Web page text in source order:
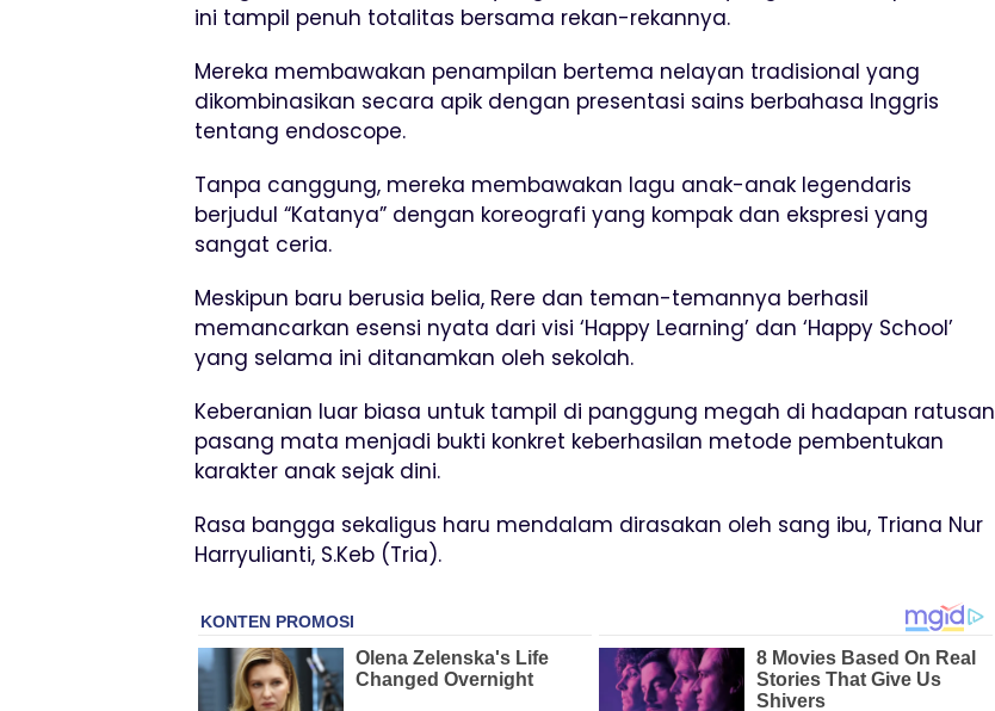
ini tampil penuh totalitas bersama rekan-rekannya.
Mereka membawakan penampilan bertema nelayan tradisional yang
dikombinasikan secara apik dengan presentasi sains berbahasa Inggris
tentang endoscope.
Tanpa canggung, mereka membawakan lagu anak-anak legendaris
berjudul “Katanya” dengan koreografi yang kompak dan ekspresi yang
sangat ceria.
Meskipun baru berusia belia, Rere dan teman-temannya berhasil
memancarkan esensi nyata dari visi ‘Happy Learning’ dan ‘Happy School’
yang selama ini ditanamkan oleh sekolah.
Keberanian luar biasa untuk tampil di panggung megah di hadapan ratusan
pasang mata menjadi bukti konkret keberhasilan metode pembentukan
karakter anak sejak dini.
Rasa bangga sekaligus haru mendalam dirasakan oleh sang ibu, Triana Nur
Harryulianti, S.Keb (Tria).